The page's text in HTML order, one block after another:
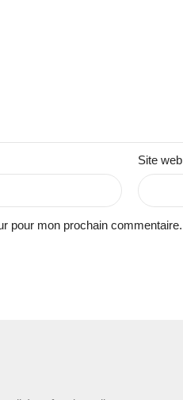
Site web
pour mon prochain commentaire.